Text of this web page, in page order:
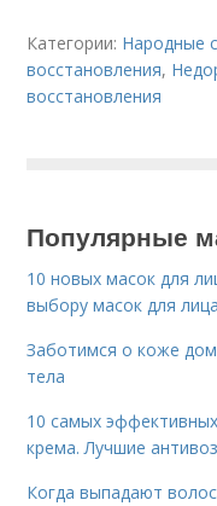
Категории: Народные
восстановления,
восстановления
Популярные
10 новых масок для
выбору масок для лица
Заботимся о коже
тела
10 самых
крема. Лучшие
Когда выпадают